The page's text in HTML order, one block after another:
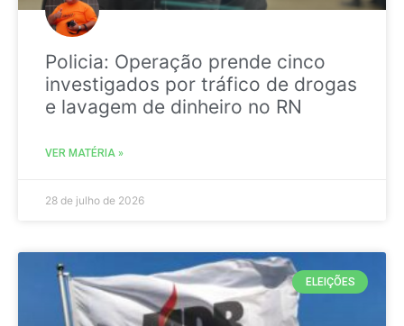
Policia: Operação prende cinco
investigados por tráfico de drogas
e lavagem de dinheiro no RN
VER MATÉRIA »
28 de julho de 2026
ELEIÇÕES